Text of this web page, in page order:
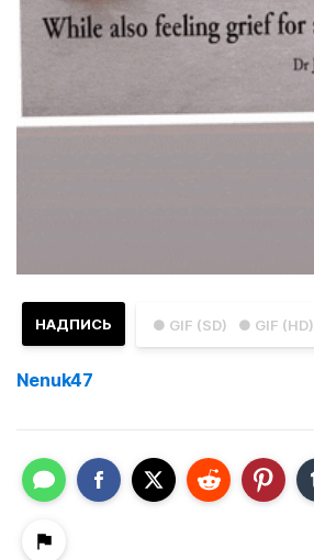
● GIF (SD) ● GIF (HD)
НАДПИСЬ
Nenuk47